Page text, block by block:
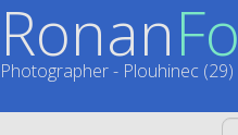
Ronan
Photographer - Plouhinec (29)